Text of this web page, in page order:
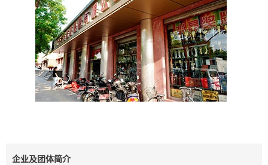
企业及团体简介